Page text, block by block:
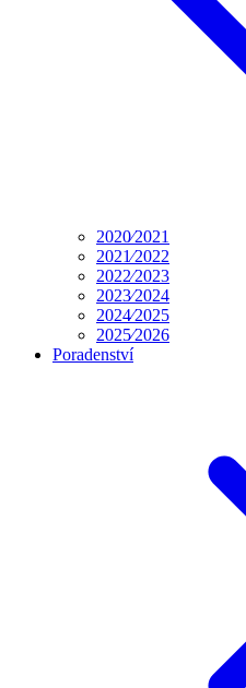
2020⁄2021
2021⁄2022
2022⁄2023
2023⁄2024
2024⁄2025
2025⁄2026
Poradenství